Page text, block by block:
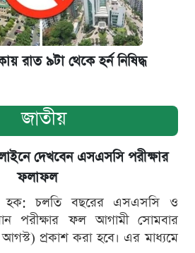
রাত ৯টা থেকে হর্ন নিষিদ্ধ
জাতীয়
দেখবেন এসএসসি পরীক্ষার
ফলাফল
হক: চলতি বছরের এসএসসি ও
পরীক্ষার ফল আগামী সোমবার
প্রকাশ করা হবে। এর মাধ্যমে